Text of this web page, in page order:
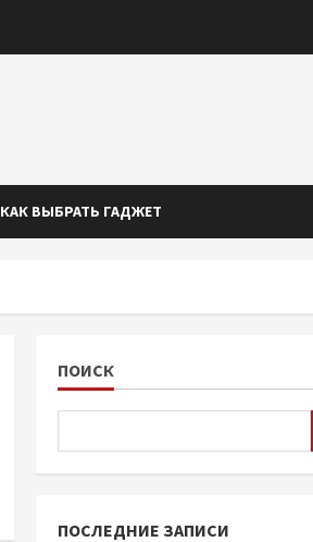
КАК ВЫБРАТЬ ГАДЖЕТ
ПОИСК
ПОСЛЕДНИЕ ЗАПИСИ